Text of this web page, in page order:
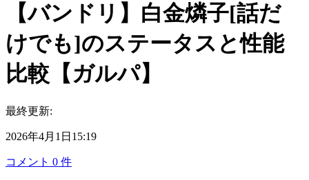
【バンドリ】白金燐子[話だ
けでも]のステータスと性能
比較【ガルパ】
最終更新:
2026年4月1日15:19
コメント 0 件